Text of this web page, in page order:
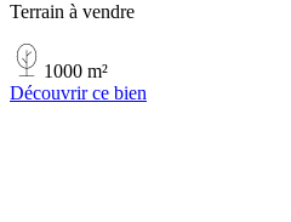
Terrain à vendre
1000 m²
Découvrir ce bien